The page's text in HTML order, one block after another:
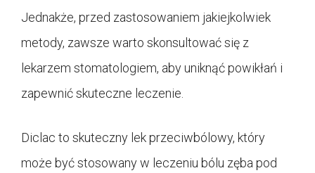
Jednakże, przed zastosowaniem jakiejkolwiek
metody, zawsze warto skonsultować się z
lekarzem stomatologiem, aby uniknąć powikłań i
zapewnić skuteczne leczenie.
Diclac to skuteczny lek przeciwbólowy, który
może być stosowany w leczeniu bólu zęba pod